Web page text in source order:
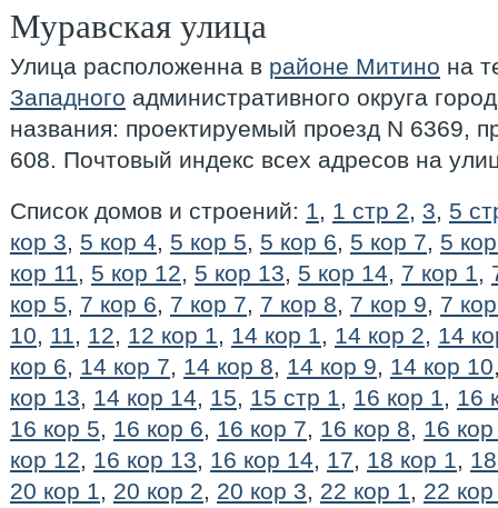
Муравская улица
Улица расположенна в районе Митино на
Западного административного округа
названия: проектируемый проезд N 6369,
608. Почтовый индекс всех адресов на
Список домов и строений: 1, 1 стр 2, 3, 5
кор 3, 5 кор 4, 5 кор 5, 5 кор 6, 5 кор 7, 5
кор 11, 5 кор 12, 5 кор 13, 5 кор 14, 7 кор 1,
кор 5, 7 кор 6, 7 кор 7, 7 кор 8, 7 кор 9, 7
10, 11, 12, 12 кор 1, 14 кор 1, 14 кор 2, 14
кор 6, 14 кор 7, 14 кор 8, 14 кор 9, 14 кор 10
кор 13, 14 кор 14, 15, 15 стр 1, 16 кор 1, 16
16 кор 5, 16 кор 6, 16 кор 7, 16 кор 8, 16
кор 12, 16 кор 13, 16 кор 14, 17, 18 кор 1,
20 кор 1, 20 кор 2, 20 кор 3, 22 кор 1, 22